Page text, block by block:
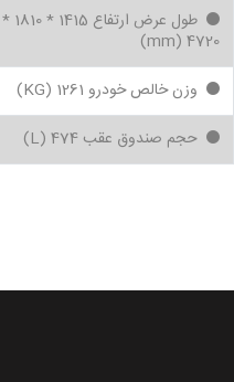
طول عرض ارتفاع 1415 * 1810 *
4720 (mm)
وزن خالص خودرو 1261 (KG)
حجم صندوق عقب 474 (L)